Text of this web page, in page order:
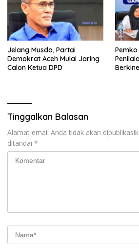
Jelang Musda, Partai
Demokrat Aceh Mulai Jaring
Calon Ketua DPD
Tinggalkan Balasan
Alamat email Anda tidak akan
ditandai *